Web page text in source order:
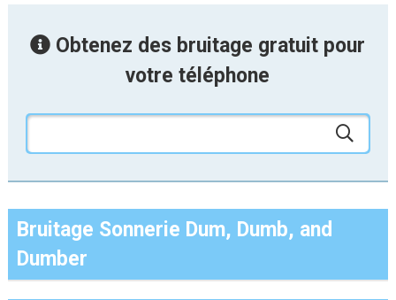
Obtenez des bruitage gratuit pour
votre téléphone
Bruitage Sonnerie Dum, Dumb, and
Dumber